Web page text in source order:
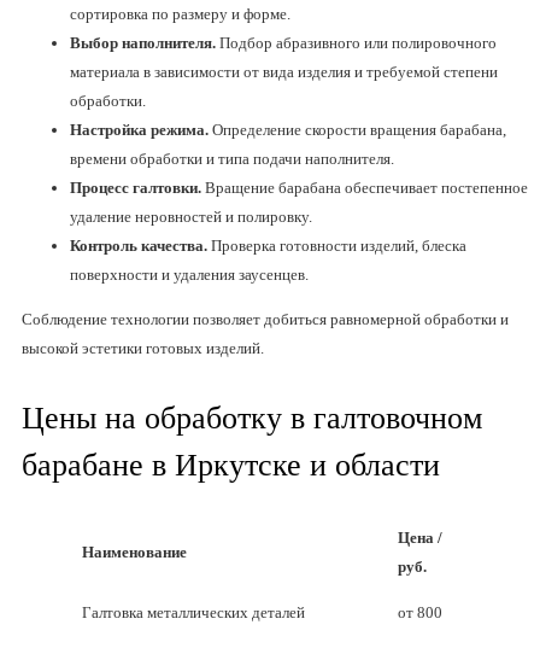
сортировка по размеру и форме.
Выбор наполнителя. Подбор абразивного или полировочного
материала в зависимости от вида изделия и требуемой степени
обработки.
Настройка режима. Определение скорости вращения барабана,
времени обработки и типа подачи наполнителя.
Процесс галтовки. Вращение барабана обеспечивает постепенное
удаление неровностей и полировку.
Контроль качества. Проверка готовности изделий, блеска
поверхности и удаления заусенцев.
Соблюдение технологии позволяет добиться равномерной обработки и
высокой эстетики готовых изделий.
Цены на обработку в галтовочном
барабане в Иркутске и области
Наименование
Цена /
руб.
Галтовка металлических деталей от 800